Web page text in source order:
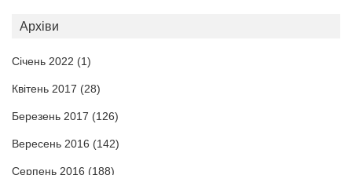
Архіви
Січень 2022 (1)
Квітень 2017 (28)
Березень 2017 (126)
Вересень 2016 (142)
Серпень 2016 (188)